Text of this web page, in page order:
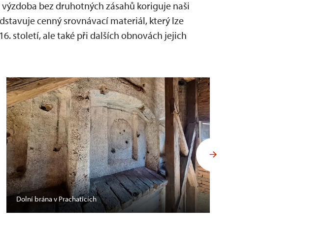
bez druhotných zásahů koriguje naši
cenný srovnávací materiál, který lze
století, ale také při dalších obnovách jejich
Dolní brána v Prachaticích